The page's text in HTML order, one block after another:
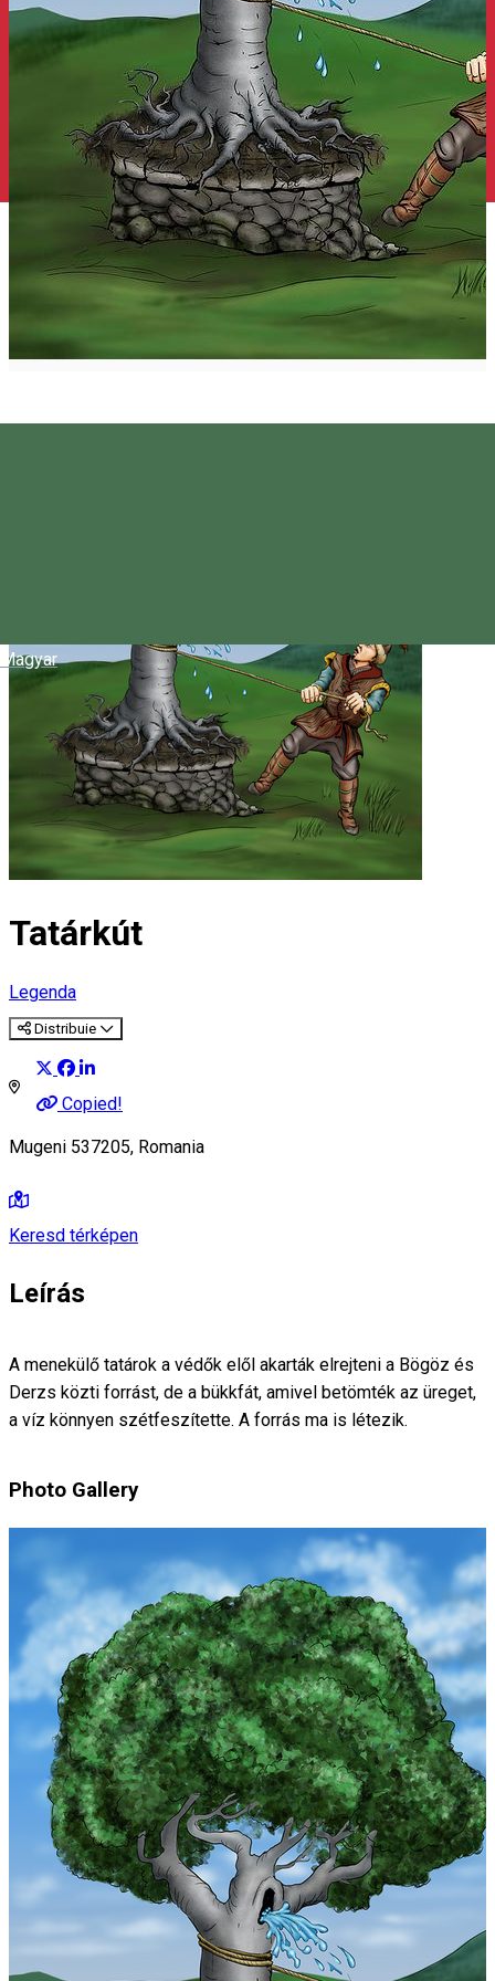
Magyar
Tatárkút
Legenda
Distribuie
Copied!
Mugeni 537205, Romania
Keresd térképen
Leírás
A menekülő tatárok a védők elől akarták elrejteni a Bögöz és
Derzs közti forrást, de a bükkfát, amivel betömték az üreget,
a víz könnyen szétfeszítette. A forrás ma is létezik.
Photo Gallery